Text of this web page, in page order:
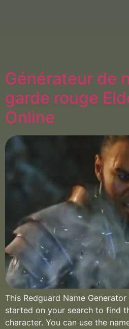
Générateur de
garde rouge
Online
This Redguard Name
started on your search to find
character. You can use the